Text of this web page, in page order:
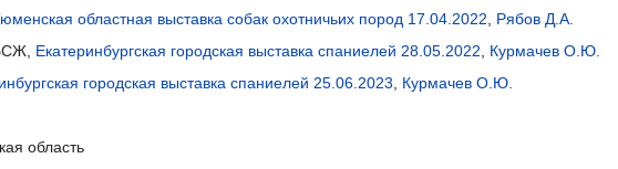
областная выставка собак охотничьих пород 17.04.2022, Рябов Д.А.
Екатеринбургская городская выставка спаниелей 28.05.2022, Курмачев О.Ю.
городская выставка спаниелей 25.06.2023, Курмачев О.Ю.
область